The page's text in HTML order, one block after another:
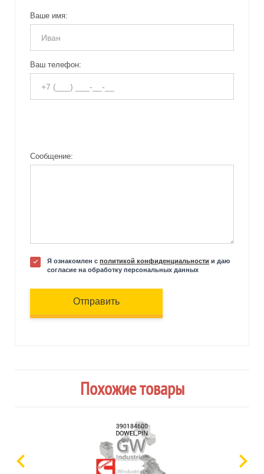
Ваше имя:
Ваш телефон:
Сообщение:
Я ознакомлен с политикой конфиденциальности и даю
согласие на обработку персональных данных
Отправить
Похожие товары